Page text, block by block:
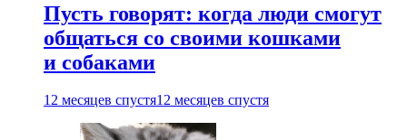
Пусть говорят: когда люди смогут
общаться со своими кошками
и собаками
12 месяцев спустя12 месяцев спустя